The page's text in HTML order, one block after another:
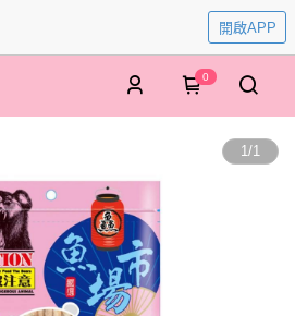
開啟APP
0
1/1